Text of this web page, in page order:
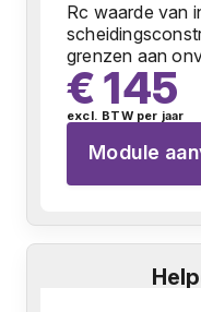
Rc waarde van
grenzen aan
€ 145
excl. BTW per jaar
Module